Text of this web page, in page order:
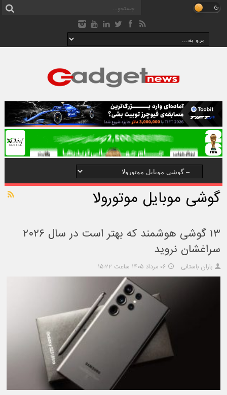
گوشی موبایل موتورولا
۱۳ گوشی هوشمند که بهتر است در سال ۲۰۲۶
سراغشان نروید
باران باستانی ۰۶ مرداد ۱۴۰۵ ساعت ۱۵:۲۲